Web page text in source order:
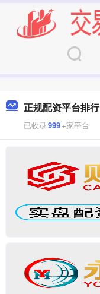
正规配资平台排行
已收录999+家平台